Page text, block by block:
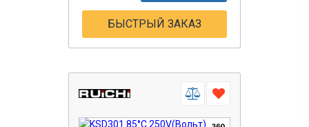
БЫСТРЫЙ ЗАКАЗ